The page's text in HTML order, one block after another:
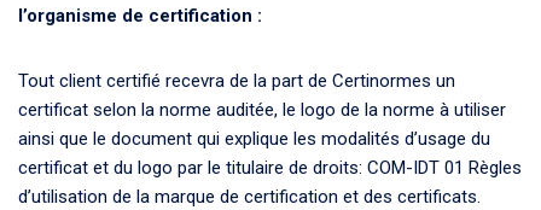
l’organisme de certification :
Tout client certifié recevra de la part de Certinormes un
certificat selon la norme auditée, le logo de la norme à utiliser
ainsi que le document qui explique les modalités d’usage du
certificat et du logo par le titulaire de droits: COM-IDT 01 Règles
d’utilisation de la marque de certification et des certificats.